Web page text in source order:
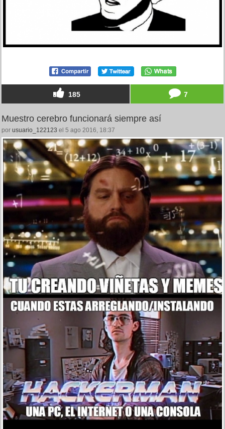
185 7
Muestro cerebro funcionará siempre así
por usuario_122123 el 5 ago 2016, 18:37